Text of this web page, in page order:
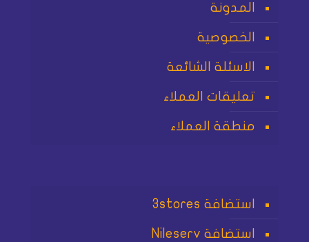
المدونة
الخصوصية
الاسئلة الشائعة
تعليقات العملاء
منطقة العملاء
استضافة 3stores
استضافة Nileserv